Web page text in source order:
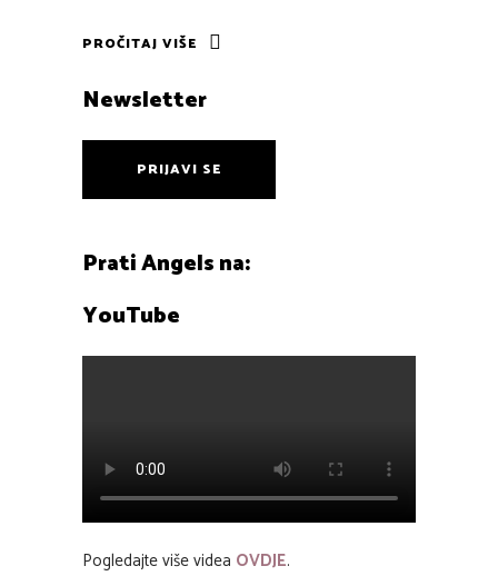
PROČITAJ VIŠE
Newsletter
PRIJAVI SE
Prati Angels na:
YouTube
Pogledajte više videa OVDJE.